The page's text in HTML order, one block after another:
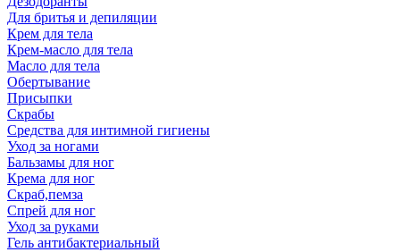
Для бритья и депиляции
Крем для тела
Крем-масло для тела
Масло для тела
Обертывание
Присыпки
Скрабы
Средства для интимной гигиены
Уход за ногами
Бальзамы для ног
Крема для ног
Скраб,пемза
Спрей для ног
Уход за руками
Гель антибактериальный